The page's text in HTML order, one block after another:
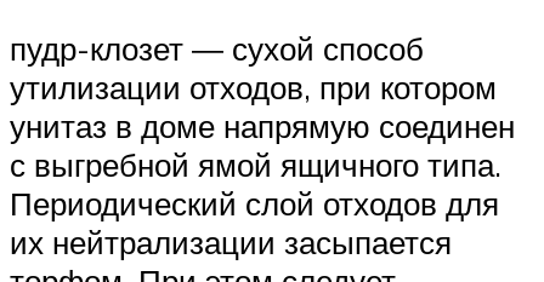
пудр-клозет ― сухой способ
утилизации отходов, при котором
унитаз в доме напрямую соединен
с выгребной ямой ящичного типа.
Периодический слой отходов для
их нейтрализации засыпается